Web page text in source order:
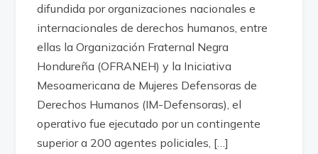
difundida por organizaciones nacionales e
internacionales de derechos humanos, entre
ellas la Organización Fraternal Negra
Hondureña (OFRANEH) y la Iniciativa
Mesoamericana de Mujeres Defensoras de
Derechos Humanos (IM-Defensoras), el
operativo fue ejecutado por un contingente
superior a 200 agentes policiales, […]